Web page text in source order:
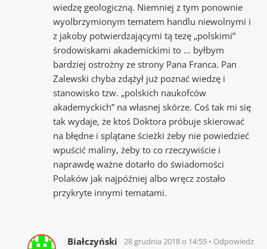
wiedzę geologiczną. Niemniej z tym ponownie
wyolbrzymionym tematem handlu niewolnymi i
z jakoby potwierdzającymi tą tezę „polskimi”
środowiskami akademickimi to … byłbym
bardziej ostrożny ze strony Pana Franca. Pan
Zalewski chyba zdążył już poznać wiedzę i
stanowisko tzw. „polskich naukofców
akademyckich” na własnej skórze. Coś tak mi się
tak wydaje, że ktoś Doktora próbuje skierować
na błędne i splątane ścieżki żeby nie powiedzieć
wpuścić maliny, żeby to co rzeczywiście i
naprawdę ważne dotarło do świadomości
Polaków jak najpóźniej albo wręcz zostało
przykryte innymi tematami.
Białczyński 28 grudnia 2018 o 14:55 Odpowiedz